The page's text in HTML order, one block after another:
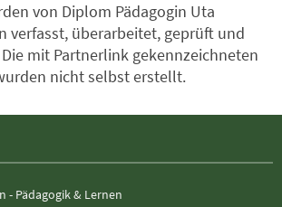
von Diplom Pädagogin Uta
verfasst, überarbeitet, geprüft und
mit Partnerlink gekennzeichneten
nicht selbst erstellt.
- Pädagogik & Lernen